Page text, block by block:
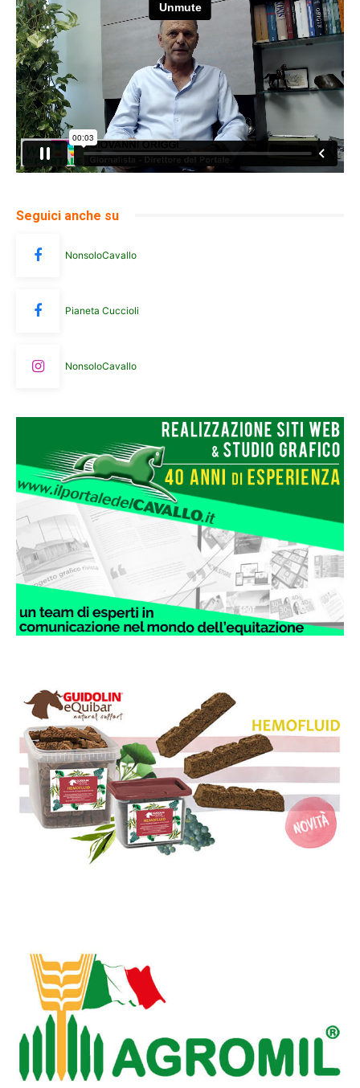
Seguici anche su
NonsoloCavallo
Pianeta Cuccioli
NonsoloCavallo